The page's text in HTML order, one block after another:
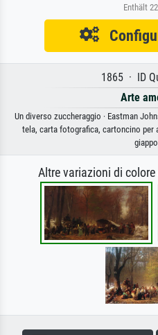
Enthält
1865 · ID
Arte
Un diverso zuccheraggio · Eastman
tela, carta fotografica, cartoncino per
Altre variazioni di